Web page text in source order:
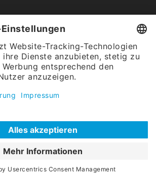
(keine Wiederverkäufer sowie Einzel- &